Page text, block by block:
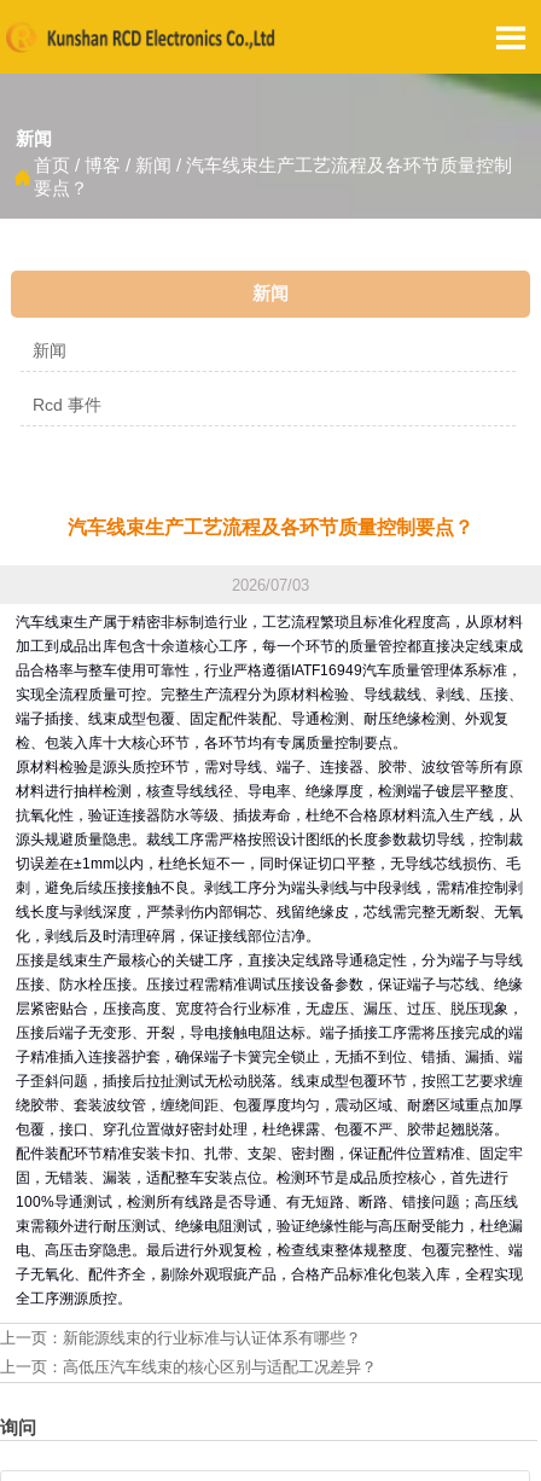

新闻

首页 / 博客 / 新闻 / 汽车线束生产工艺流程及各环节质量控制
要点？
新闻
新闻
Rcd 事件
汽车线束生产工艺流程及各环节质量控制要点？
2026/07/03
汽车线束生产属于精密非标制造行业，工艺流程繁琐且标准化程度高，从原材料
加工到成品出库包含十余道核心工序，每一个环节的质量管控都直接决定线束成
品合格率与整车使用可靠性，行业严格遵循IATF16949汽车质量管理体系标准，
实现全流程质量可控。完整生产流程分为原材料检验、导线裁线、剥线、压接、
端子插接、线束成型包覆、固定配件装配、导通检测、耐压绝缘检测、外观复
检、包装入库十大核心环节，各环节均有专属质量控制要点。
原材料检验是源头质控环节，需对导线、端子、连接器、胶带、波纹管等所有原
材料进行抽样检测，核查导线线径、导电率、绝缘厚度，检测端子镀层平整度、
抗氧化性，验证连接器防水等级、插拔寿命，杜绝不合格原材料流入生产线，从
源头规避质量隐患。裁线工序需严格按照设计图纸的长度参数裁切导线，控制裁
切误差在±1mm以内，杜绝长短不一，同时保证切口平整，无导线芯线损伤、毛
刺，避免后续压接接触不良。剥线工序分为端头剥线与中段剥线，需精准控制剥
线长度与剥线深度，严禁剥伤内部铜芯、残留绝缘皮，芯线需完整无断裂、无氧
化，剥线后及时清理碎屑，保证接线部位洁净。
压接是线束生产最核心的关键工序，直接决定线路导通稳定性，分为端子与导线
压接、防水栓压接。压接过程需精准调试压接设备参数，保证端子与芯线、绝缘
层紧密贴合，压接高度、宽度符合行业标准，无虚压、漏压、过压、脱压现象，
压接后端子无变形、开裂，导电接触电阻达标。端子插接工序需将压接完成的端
子精准插入连接器护套，确保端子卡簧完全锁止，无插不到位、错插、漏插、端
子歪斜问题，插接后拉扯测试无松动脱落。线束成型包覆环节，按照工艺要求缠
绕胶带、套装波纹管，缠绕间距、包覆厚度均匀，震动区域、耐磨区域重点加厚
包覆，接口、穿孔位置做好密封处理，杜绝裸露、包覆不严、胶带起翘脱落。
配件装配环节精准安装卡扣、扎带、支架、密封圈，保证配件位置精准、固定牢
固，无错装、漏装，适配整车安装点位。检测环节是成品质控核心，首先进行
100%导通测试，检测所有线路是否导通、有无短路、断路、错接问题；高压线
束需额外进行耐压测试、绝缘电阻测试，验证绝缘性能与高压耐受能力，杜绝漏
电、高压击穿隐患。最后进行外观复检，检查线束整体规整度、包覆完整性、端
子无氧化、配件齐全，剔除外观瑕疵产品，合格产品标准化包装入库，全程实现
全工序溯源质控。
上一页： 新能源线束的行业标准与认证体系有哪些？
上一页： 高低压汽车线束的核心区别与适配工况差异？
询问